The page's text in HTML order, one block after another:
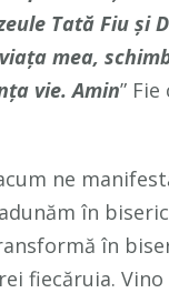
Tată Fiu și
mea,
vie. Amin”
ne
în
în
fiecăruia.